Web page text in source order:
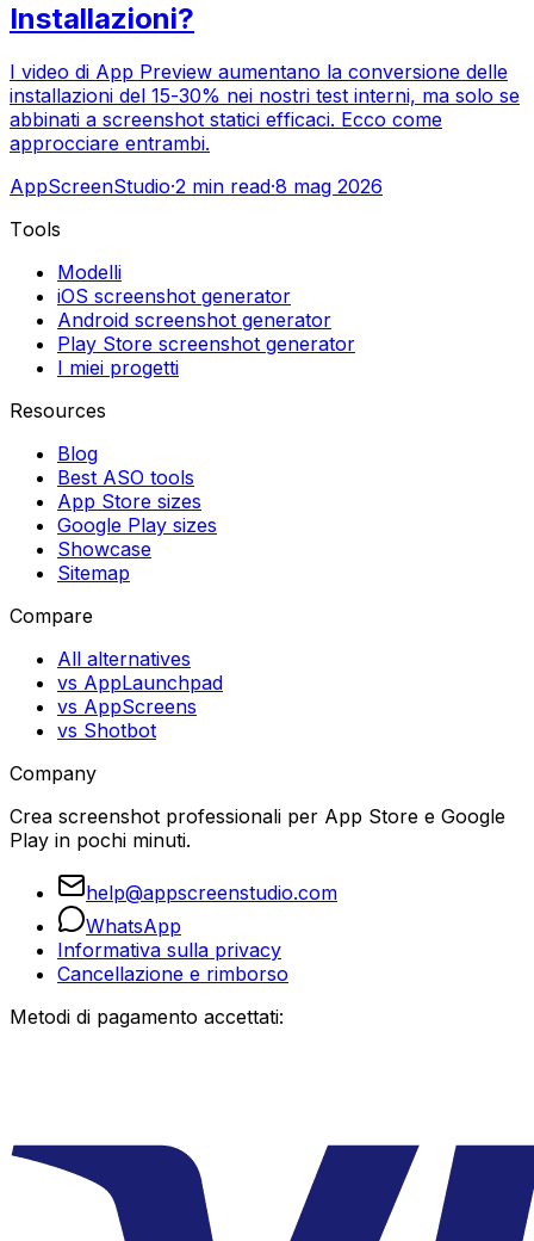
Installazioni?
I video di App Preview aumentano la conversione delle
installazioni del 15-30% nei nostri test interni, ma solo se
abbinati a screenshot statici efficaci. Ecco come
approcciare entrambi.
AppScreenStudio·2 min read·8 mag 2026
Tools
Modelli
iOS screenshot generator
Android screenshot generator
Play Store screenshot generator
I miei progetti
Resources
Blog
Best ASO tools
App Store sizes
Google Play sizes
Showcase
Sitemap
Compare
All alternatives
vs AppLaunchpad
vs AppScreens
vs Shotbot
Company
Crea screenshot professionali per App Store e Google
Play in pochi minuti.
help@appscreenstudio.com
WhatsApp
Informativa sulla privacy
Cancellazione e rimborso
Metodi di pagamento accettati: